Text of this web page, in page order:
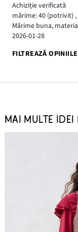
Achiziție verificată
mărime: 40 (potrivit) ,
Mărime buna,
2026-01-28
FILTREAZĂ OPINIILE
MAI MULTE IDEI